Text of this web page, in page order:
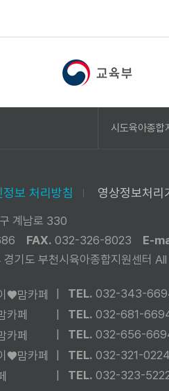
시도육아종합
정보 처리방침 영상정보처리
계남로 330
FAX. 032-326-8023 E-
도 부천시육아종합지원센터
♥맘카페 TEL. 032-343-
카페
| TEL. 032-681-
카페
TEL. 032-656-
♥맘카페
| TEL. 032-321-
TEL. 032-323-